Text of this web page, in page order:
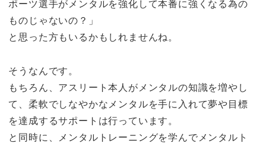
ポーツ選手がメンタルを強化して本番に強くなる為の
ものじゃないの？」
と思った方もいるかもしれませんね。
そうなんです。
もちろん、アスリート本人がメンタルの知識を増やし
て、柔軟でしなやかなメンタルを手に入れて夢や目標
を達成するサポートは行っています。
と同時に、メンタルトレーニングを学んでメンタルト